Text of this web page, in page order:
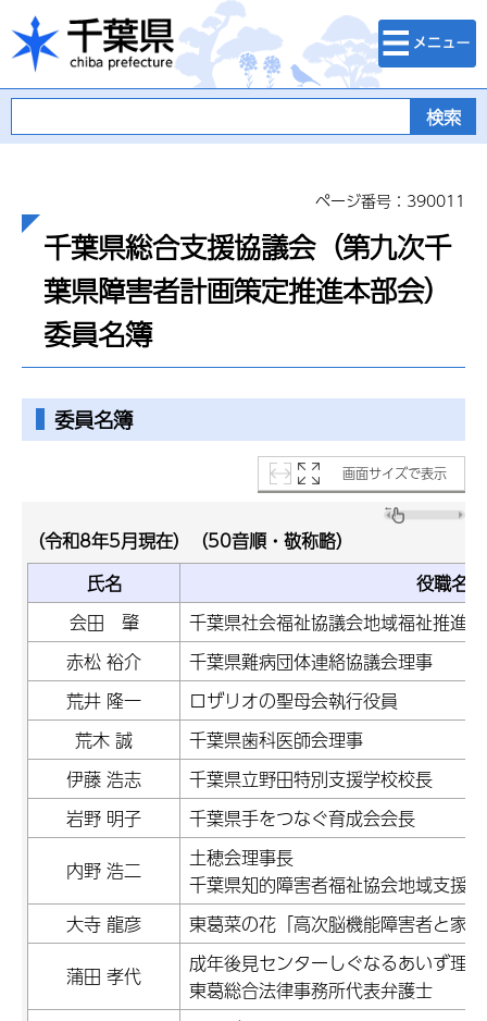
千葉県
検索・メニュ
ー
ページ番号：390011
千葉県総合支援協議会（第九次千
葉県障害者計画策定推進本部会）
委員名簿
委員名簿
画面サイズで表示
（令和8年5月現在）（50音順・敬称略）
氏名
役職名等
会田 肇
千葉県社会福祉協議会地域福祉推進
赤松 裕介
千葉県難病団体連絡協議会理事
荒井 隆一
ロザリオの聖母会執行役員
荒木 誠
千葉県歯科医師会理事
伊藤 浩志
千葉県立野田特別支援学校校長
岩野 明子
千葉県手をつなぐ育成会会長
内野 浩二
土穂会理事長
千葉県知的障害者福祉協会地域支援
大寺 龍彦
東葛菜の花「高次脳機能障害者と家
蒲田 孝代
成年後見センターしぐなるあいず理
東葛総合法律事務所代表弁護士